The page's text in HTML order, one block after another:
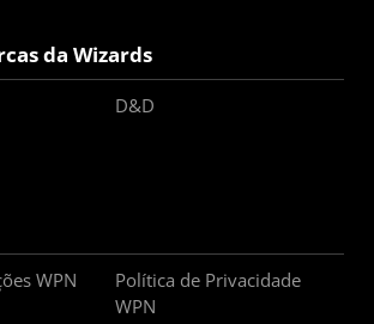
da Wizards
D&D
WPN
Política de Privacidade
WPN